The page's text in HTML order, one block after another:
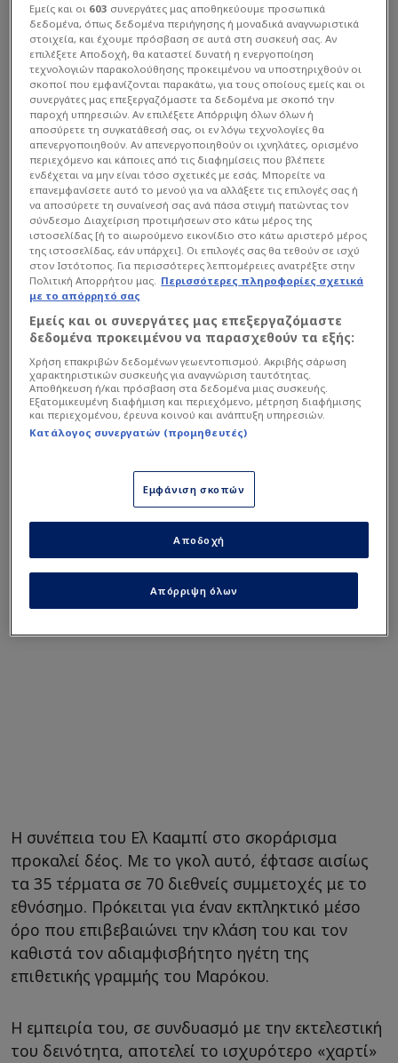
Η εθνική ομάδα του Μαρόκου πραγματοποιεί μια
εξαιρετική προετοιμασία και στο επίκεντρο
βρίσκεται ο έμπειρος επιθετικός, ο οποίος
μοιάζει να μην «ξεκουράζεται» ποτέ. Μετά την
εντυπωσιακή του εμφάνιση στο φιλικό κόντρα
στο Μπουρουντί, όπου σημείωσε δύο τέρματα, ο
Ελ Κααμπί έδωσε συνέχεια στο ρεσιτάλ του.
Στο άνετο 4-0 επί της Μαδαγασκάρης, ο
Μαροκινός στράικερ «χτύπησε» στο 87ο
λεπτό. Εκμεταλλευόμενος την επαναφορά της
μπάλας μετά από σουτ που κατέληξε στο
δοκάρι, έστειλε την μπάλα στα δίχτυα με
ψύχραιμη κοντινή προσπάθεια, βάζοντας το
«κερασάκι στην τούρτα» για το τελικό σκορ.
Η συνέπεια του Ελ Κααμπί στο σκοράρισμα
προκαλεί δέος. Με το γκολ αυτό, έφτασε αισίως
τα 35 τέρματα σε 70 διεθνείς συμμετοχές με το
εθνόσημο. Πρόκειται για έναν εκπληκτικό μέσο
όρο που επιβεβαιώνει την κλάση του και τον
καθιστά τον αδιαμφισβήτητο ηγέτη της
επιθετικής γραμμής του Μαρόκου.
Η εμπειρία του, σε συνδυασμό με την εκτελεστική
του δεινότητα, αποτελεί το ισχυρότερο «χαρτί»
Εμείς και οι 603 συνεργάτες μας αποθηκεύουμε προσωπικά
δεδομένα, όπως δεδομένα περιήγησης ή μοναδικά αναγνωριστικά
στοιχεία, και έχουμε πρόσβαση σε αυτά στη συσκευή σας. Αν
επιλέξετε Αποδοχή, θα καταστεί δυνατή η ενεργοποίηση
τεχνολογιών παρακολούθησης προκειμένου να υποστηριχθούν οι
σκοποί που εμφανίζονται παρακάτω, για τους οποίους εμείς και οι
συνεργάτες μας επεξεργαζόμαστε τα δεδομένα με σκοπό την
παροχή υπηρεσιών. Αν επιλέξετε Απόρριψη όλων όλων ή
αποσύρετε τη συγκατάθεσή σας, οι εν λόγω τεχνολογίες θα
απενεργοποιηθούν. Αν απενεργοποιηθούν οι ιχνηλάτες, ορισμένο
περιεχόμενο και κάποιες από τις διαφημίσεις που βλέπετε
ενδέχεται να μην είναι τόσο σχετικές με εσάς. Μπορείτε να
επανεμφανίσετε αυτό το μενού για να αλλάξετε τις επιλογές σας ή
να αποσύρετε τη συναίνεσή σας ανά πάσα στιγμή πατώντας τον
σύνδεσμο Διαχείριση προτιμήσεων στο κάτω μέρος της
ιστοσελίδας [ή το αιωρούμενο εικονίδιο στο κάτω αριστερό μέρος
της ιστοσελίδας, εάν υπάρχει]. Οι επιλογές σας θα τεθούν σε ισχύ
στον Ιστότοπος. Για περισσότερες λεπτομέρειες ανατρέξτε στην
Πολιτική Απορρήτου μας. Περισσότερες πληροφορίες σχετικά
με το απόρρητό σας
Εμείς και οι συνεργάτες μας επεξεργαζόμαστε
δεδομένα προκειμένου να παρασχεθούν τα εξής:
Χρήση επακριβών δεδομένων γεωεντοπισμού. Ακριβής σάρωση
χαρακτηριστικών συσκευής για αναγνώριση ταυτότητας.
Αποθήκευση ή/και πρόσβαση στα δεδομένα μιας συσκευής.
Εξατομικευμένη διαφήμιση και περιεχόμενο, μέτρηση διαφήμισης
και περιεχομένου, έρευνα κοινού και ανάπτυξη υπηρεσιών.
Κατάλογος συνεργατών (προμηθευτές)
Εμφάνιση σκοπών
Απόρριψη όλων
Αποδοχή